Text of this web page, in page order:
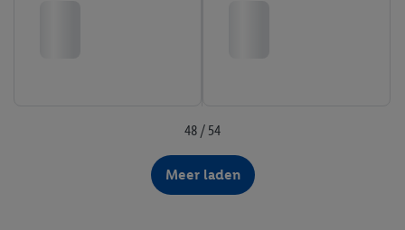
48 / 54
Meer laden